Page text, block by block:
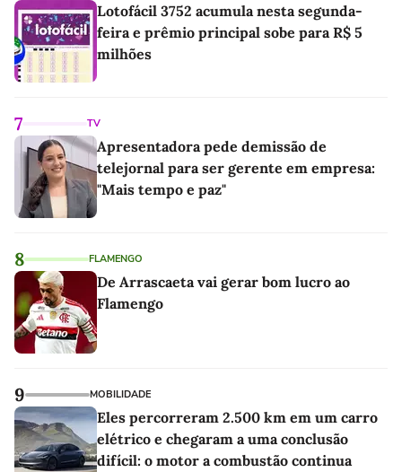
Lotofácil 3752 acumula nesta segunda-
feira e prêmio principal sobe para R$ 5
milhões
7 TV
Apresentadora pede demissão de
telejornal para ser gerente em empresa:
"Mais tempo e paz"
8 FLAMENGO
De Arrascaeta vai gerar bom lucro ao
Flamengo
9 MOBILIDADE
Eles percorreram 2.500 km em um carro
elétrico e chegaram a uma conclusão
difícil: o motor a combustão continua